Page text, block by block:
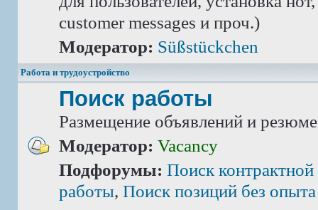
customer messages и проч.)
Модератор: Süßstückchen
Работа и трудоустройство
Поиск работы
Размещение объявлений и резюме
Модератор: Vacancy
Подфорумы: Поиск
работы, Поиск позиций без